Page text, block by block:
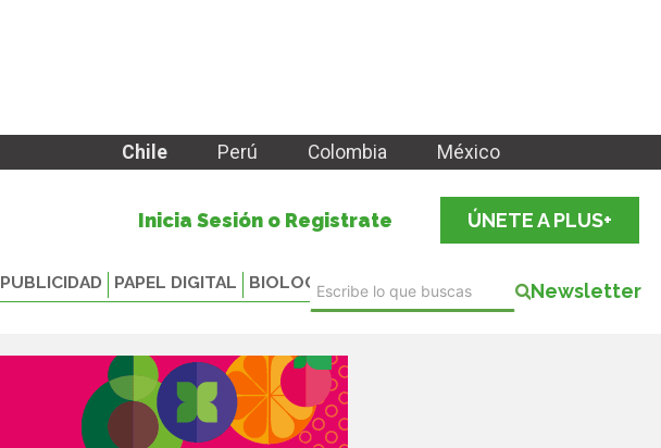
Chile Perú Colombia México
Inicia Sesión o Registrate ÚNETE A PLUS+
PUBLICIDAD PAPEL DIGITAL BIOLOGICALS Newsletter